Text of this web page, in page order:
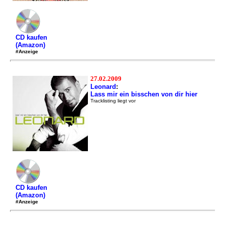
CD kaufen
(Amazon)
#Anzeige
27.02.2009
Leonard :
Lass mir ein bisschen von dir hier
Tracklisting liegt vor
CD kaufen
(Amazon)
#Anzeige